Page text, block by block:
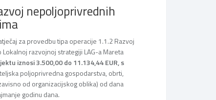
nepoljoprivrednih
za provedbu tipa operacije 1.1.2 Razvoj
razvojnoj strategiji LAG-a Mareta
iznosi 3.500,00 do 11.134,44 EUR, s
poljoprivredna gospodarstva, obrti,
od organizacijskog oblika) od dana
godinu dana.